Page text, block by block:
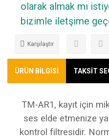
olarak almak mı
bizimle iletşime
Karşılaştır
ÜRÜN BİLGİSİ TAKSİT
TM-AR1, kayıt için
ses elde etmenize
kontrol filtresidir.